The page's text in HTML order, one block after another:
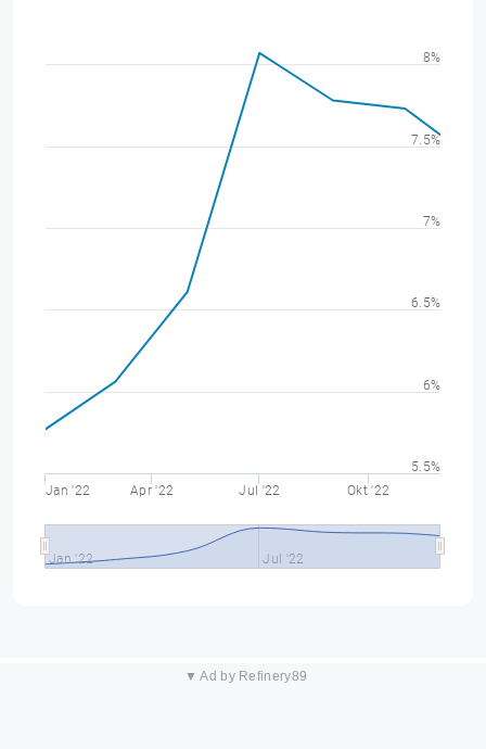
Jan '22 Apr '22 Jul '22 Okt '22
Jan '22 Jul '22
5.5%
6%
6.5%
7%
7.5%
8%
▼ Ad by Refinery89